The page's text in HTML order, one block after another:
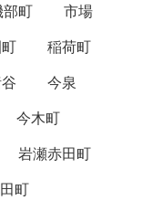
部町
市場
稲荷町
今泉
今木町
岩瀬赤田町
町